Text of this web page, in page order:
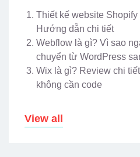
Thiết kế website
Hướng dẫn chi tiết
Webflow là gì? Vì sao
chuyển từ WordPress
Wix là gì? Review chi
không cần code
View all